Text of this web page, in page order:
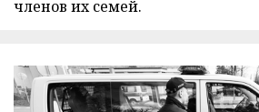
членов их семей.